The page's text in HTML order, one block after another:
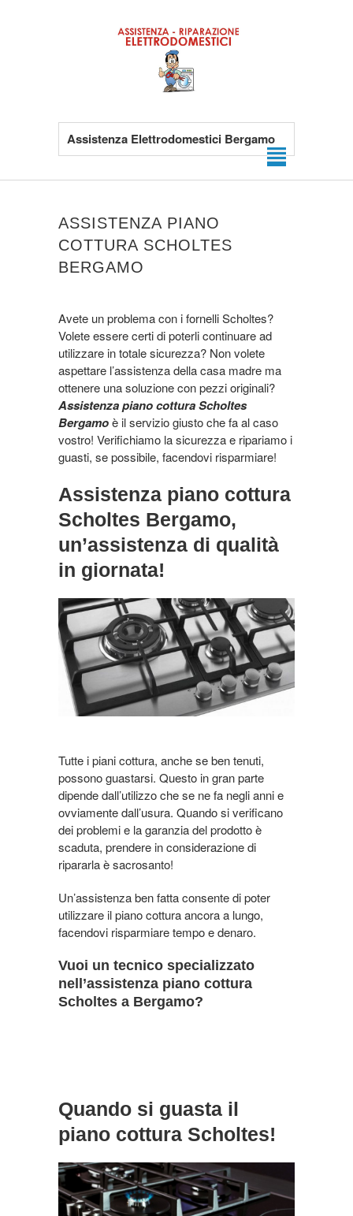
Assistenza Elettrodomestici Bergamo
ASSISTENZA PIANO
COTTURA SCHOLTES
BERGAMO
Avete un problema con i fornelli Scholtes?
Volete essere certi di poterli continuare ad
utilizzare in totale sicurezza? Non volete
aspettare l’assistenza della casa madre ma
ottenere una soluzione con pezzi originali?
Assistenza piano cottura Scholtes
Bergamoè il servizio giusto che fa al caso
vostro! Verifichiamo la sicurezza e ripariamo i
guasti, se possibile, facendovi risparmiare!
Assistenza piano cottura
Scholtes Bergamo,
un’assistenza di qualità
in giornata!
Tutte i piani cottura, anche se ben tenuti,
possono guastarsi. Questo in gran parte
dipende dall’utilizzo che se ne fa negli anni e
ovviamente dall’usura. Quando si verificano
dei problemi e la garanzia del prodotto è
scaduta, prendere in considerazione di
ripararla è sacrosanto!
Un’assistenza ben fatta consente di poter
utilizzare il piano cottura ancora a lungo,
facendovi risparmiare tempo e denaro.
Vuoi un tecnico specializzato
nell’assistenza piano cottura
Scholtes a Bergamo?
Quando si guasta il
piano cottura Scholtes!